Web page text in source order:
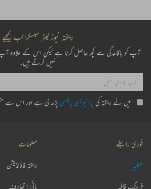
ریختہ نیوز لیٹر سبسکرائب کیجیے
آپ کو باقاعدگی سے کچھ حاصل کرنا ہے لیکن اس کے علاوہ
نہیں کرتے ہیں۔
میں نے ریختہ کی پرائیویسی پالیسی پڑھ لی ہے اور اس سے
فوری رابطے
عطیہ
فرہنگ قافیہ
معلومات
ریختہ فاؤنڈیشن
بانی : تعارف